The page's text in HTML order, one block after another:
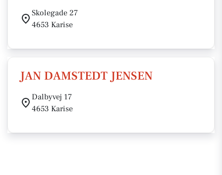
Skolegade 27
4653 Karise
JAN DAMSTEDT JENSEN
Dalbyvej 17
4653 Karise